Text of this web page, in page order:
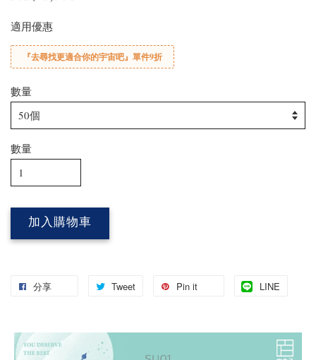
適用優惠
『去尋找更適合你的宇宙吧』單件9折
數量
數量
加入購物車
分享 Tweet Pin it LINE